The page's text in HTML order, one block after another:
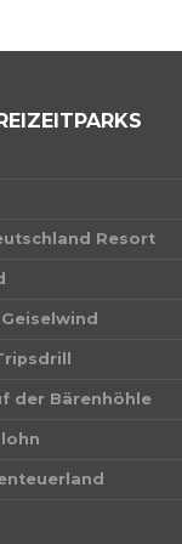
Resort
der Bärenhöhle